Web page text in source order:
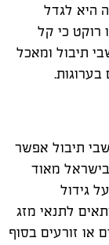
היא לגדל
רוקט כי קל
תיבול ומאכל
תיבול אפשר
בישראל מאוד
גידול
לתנאי מזג
או זורעים בסוף